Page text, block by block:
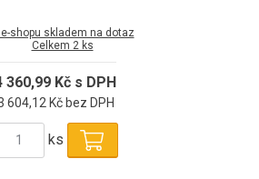
shopu skladem na dotaz
Celkem 2 ks
360,99 Kč s DPH
604,12 Kč bez DPH
ks